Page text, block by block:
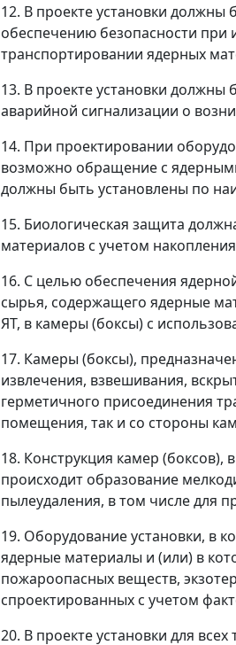
12. В проекте установки
обеспечению безопасности при
транспортировании ядерных
13. В проекте установки
аварийной сигнализации о
14. При проектировании
возможно обращение с
должны быть установлены по
15. Биологическая защита
материалов с учетом
16. С целью обеспечения
сырья, содержащего ядерные
ЯТ, в камеры (боксы) с
17. Камеры (боксы),
извлечения, взвешивания,
герметичного присоединения
помещения, так и со стороны
18. Конструкция камер
происходит образование
пылеудаления, в том числе для
19. Оборудование установки, в
ядерные материалы и (или) в
пожароопасных веществ,
спроектированных с учетом
20. В проекте установки для